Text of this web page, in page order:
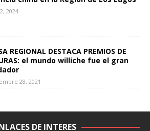
2024
REGIONAL DESTACA PREMIOS DE
el mundo williche fue el gran
28, 2021
DE INTERES